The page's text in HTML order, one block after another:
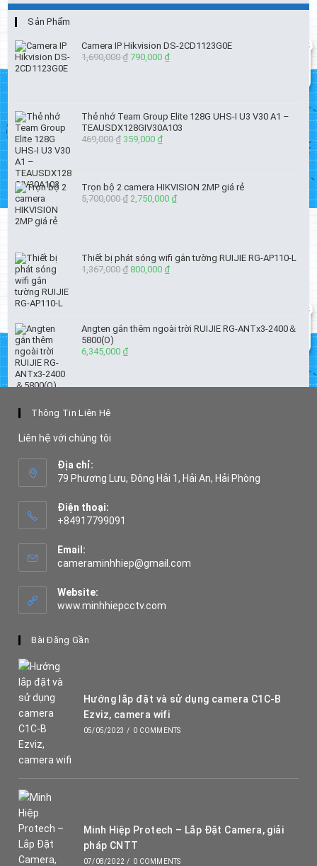
Sản Phẩm
Camera IP Hikvision DS-2CD1123G0E
1,690,000₫ Giá
790,000 ₫Giá
Thẻ nhớ Team Group Elite 128G UHS-I U3 V30 A1 –
TEAUSDX128GIV30A103
469,000₫ Giá
359,000 ₫Giá
359,000 ₫.
Trọn bộ 2 camera HIKVISION 2MP giá rẻ
5,700,000₫ Giá
2,750,000 ₫Giá
Thiết bị phát sóng wifi gắn tường RUIJIE RG-AP110-L
1,367,000₫ Giá
800,000 ₫Giá
Angten gắn thêm ngoài trời RUIJIE RG-ANTx3-2400＆
5800(O)
6,345,000 ₫
Thông Tin Liên Hệ
Liên hệ với chúng tôi
Địa chỉ:
79 Phương Lưu, Đông Hải 1, Hải An, Hải Phòng
Điện thoại:
+84917799091
in
Email:
cameraminhhiep@gmail.com
Website:
www.minhhiepcctv.com
Bài Đăng Gần
Hướng lắp đặt và sử dụng camera C1C-B
Ezviz, camera wifi
05/05/2023 / 0 COMMENTS
Minh Hiệp Protech – Lắp Đặt Camera, giải
pháp CNTT
07/08/2022 / 0 COMMENTS